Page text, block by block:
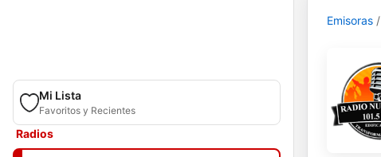
Mi Lista
Favoritos y Recientes
Radios
Emisoras